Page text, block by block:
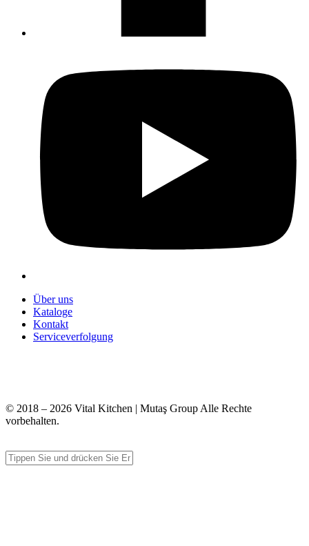
Über uns
Kataloge
Kontakt
Serviceverfolgung
© 2018 – 2026 Vital Kitchen | Mutaş Group Alle Rechte
vorbehalten.